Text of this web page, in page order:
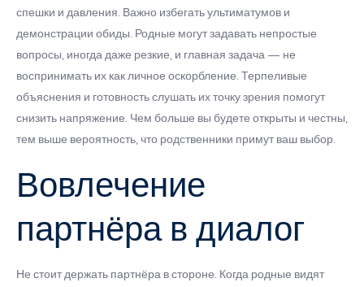
спешки и давления. Важно избегать ультиматумов и
демонстрации обиды. Родные могут задавать непростые
вопросы, иногда даже резкие, и главная задача — не
воспринимать их как личное оскорбление. Терпеливые
объяснения и готовность слушать их точку зрения помогут
снизить напряжение. Чем больше вы будете открыты и честны,
тем выше вероятность, что родственники примут ваш выбор.
Вовлечение
партнёра в диалог
Не стоит держать партнёра в стороне. Когда родные видят